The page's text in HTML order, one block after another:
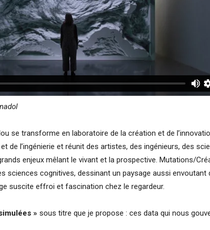
se transforme en laboratoire de la création et de
de l’ingénierie et réunit des artistes, des ingénieurs, des
enjeux mêlant le vivant et la prospective. Mutations/
sciences cognitives, dessinant un paysage aussi envoutant
suscite effroi et fascination chez le regardeur.
» sous titre que je propose : ces data qui nous